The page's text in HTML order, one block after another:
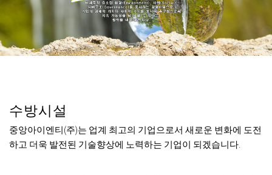
수방시설
중앙아이엔티(주)는 업계 최고의 기업으로서 새로운 변화에 도전
하고 더욱 발전된 기술향상에 노력하는 기업이 되겠습니다.